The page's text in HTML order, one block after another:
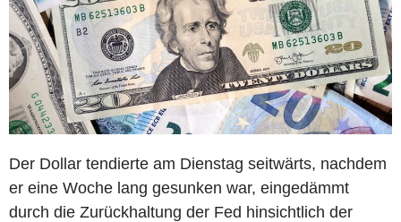
Der Dollar tendierte am Dienstag seitwärts, nachdem
er eine Woche lang gesunken war, eingedämmt
durch die Zurückhaltung der Fed hinsichtlich der